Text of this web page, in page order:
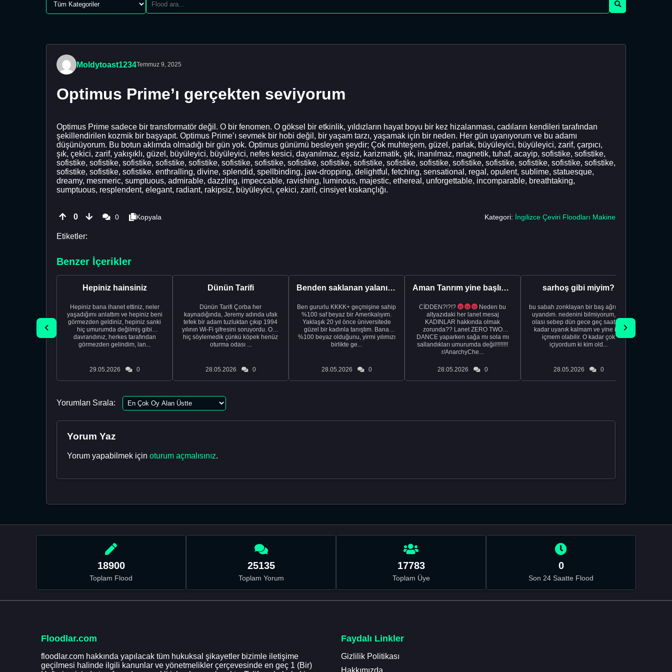
Moldytoast1234Temmuz 9, 2025
Optimus Prime’ı gerçekten seviyorum
Optimus Prime sadece bir transformatör değil. O bir fenomen. O göksel bir etkinlik, yıldızların hayat boyu bir kez hizalanması, cadıların kendileri tarafından
şekillendirilen kozmik bir başyapıt. Optimus Prime’ı sevmek bir hobi değil, bir yaşam tarzı, yaşamak için bir neden. Her gün uyanıyorum ve bu adamı
düşünüyorum. Bu botun aklımda olmadığı bir gün yok. Optimus günümü besleyen şeydir; Çok muhteşem, güzel, parlak, büyüleyici, büyüleyici, zarif, çarpıcı,
şık, çekici, zarif, yakışıklı, güzel, büyüleyici, büyüleyici, nefes kesici, dayanılmaz, eşsiz, karizmatik, şık, inanılmaz, magnetik, tuhaf, acayip, sofistike, sofistike,
sofistike, sofistike, sofistike, sofistike, sofistike, sofistike, sofistike, sofistike, sofistike, sofistike, sofistike, sofistike, sofistike, sofistike, sofistike, sofistike, sofistike,
sofistike, sofistike, sofistike. enthralling, divine, splendid, spellbinding, jaw-dropping, delightful, fetching, sensational, regal, opulent, sublime, statuesque,
dreamy, mesmeric, sumptuous, admirable, dazzling, impeccable, ravishing, luminous, majestic, ethereal, unforgettable, incomparable, breathtaking,
sumptuous, resplendent, elegant, radiant, rakipsiz, büyüleyici, çekici, zarif, cinsiyet kıskançlığı.
0 0 Kopyala Kategori: İngilizce Çeviri Floodları Makine
Etiketler:
Benzer İçerikler
Hepiniz hainsiniz
Hepiniz bana ihanet ettiniz, neler
yaşadığımı anlattım ve hepiniz beni
görmezden geldiniz, hepiniz sanki
hiç umurumda değilmiş gibi
davrandınız, herkes tarafından
görmezden gelindim, lan...
29.05.2026 0
Dünün Tarifi
Dünün Tarifi Çorba her
kaynadığında, Jeremy adında ufak
tefek bir adam tuzluktan çıkıp 1994
yılının Wi-Fi şifresini soruyordu. Ona
hiç söylemedik çünkü köpek henüz
oturma odası ...
28.05.2026 0
Benden saklanan yalanı ortaya çıkardıktan sonra eşimden...
Ben gururlu KKKK+ geçmişine sahip
%100 saf beyaz bir Amerikalıyım.
Yaklaşık 20 yıl önce üniversitede
güzel bir kadınla tanıştım. Bana
%100 beyaz olduğunu, yirmi yılımızı
birlikte ge...
28.05.2026 0
Aman Tanrım yine başlıyoruz..
CİDDEN?!?!?
Neden bu
altyazıdaki her lanet mesaj
KADINLAR hakkında olmak
zorunda?? Lanet ZERO TWO
DANCE yaparken sağa mı sola mı
sallandıkları umurumda değil!!!!!!!!
r/AnarchyChe...
28.05.2026 0
sarhoş gibi miyim?
bu sabah zonklayan bir baş ağrısıyla
uyandım. nedenini bilmiyorum, tek
olası sebep dün gece geç saatlere
kadar uyanık kalmam ve yine içki
içmem olabilir. O kadar çok
içiyordum ki kim old...
28.05.2026 0
Yorumları Sırala:
Yorum Yaz
Yorum yapabilmek için oturum açmalısınız.
18900
Toplam Flood
25135
Toplam Yorum
17783
Toplam Üye
0
Son 24 Saatte Flood
Floodlar.com
floodlar.com hakkında yapılacak tüm hukuksal şikayetler bizimle iletişime
geçilmesi halinde ilgili kanunlar ve yönetmelikler çerçevesinde en geç 1 (Bir)
Faydalı Linkler
Gizlilik Politikası
Hakkımızda